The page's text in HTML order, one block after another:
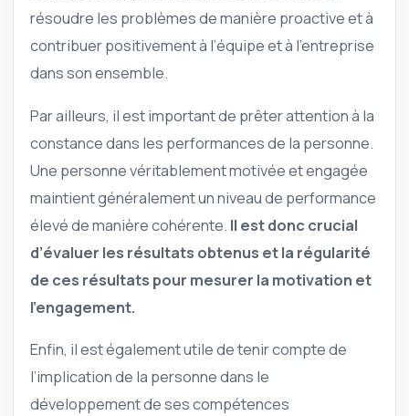
résoudre les problèmes de manière proactive et à
contribuer positivement à l’équipe et à l’entreprise
dans son ensemble.
Par ailleurs, il est important de prêter attention à la
constance dans les performances de la personne.
Une personne véritablement motivée et engagée
maintient généralement un niveau de performance
élevé de manière cohérente. Il est donc crucial
d’évaluer les résultats obtenus et la régularité
de ces résultats pour mesurer la motivation et
l’engagement.
Enfin, il est également utile de tenir compte de
l’implication de la personne dans le
développement de ses compétences